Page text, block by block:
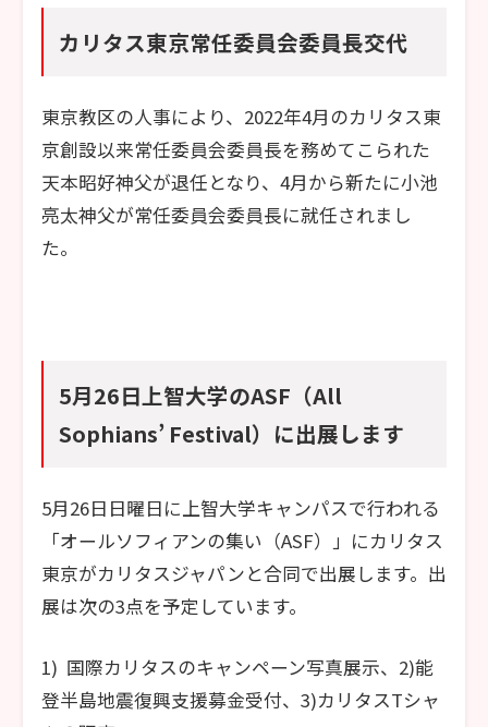
カリタス東京常任委員会委員長交代
東京教区の人事により、2022年4月のカリタス東
京創設以来常任委員会委員長を務めてこられた
天本昭好神父が退任となり、4月から新たに小池
亮太神父が常任委員会委員長に就任されまし
た。
5月26日上智大学のASF（All
Sophians’ Festival）に出展します
5月26日日曜日に上智大学キャンパスで行われる
「オールソフィアンの集い（ASF）」にカリタス
東京がカリタスジャパンと合同で出展します。出
展は次の3点を予定しています。
1) 国際カリタスのキャンペーン写真展示、2)能
登半島地震復興支援募金受付、3)カリタスTシャ